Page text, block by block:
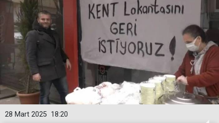
18:20
28 Mart 2025